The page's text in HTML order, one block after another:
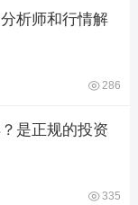
析师和行情解
286
是正规的投资
335